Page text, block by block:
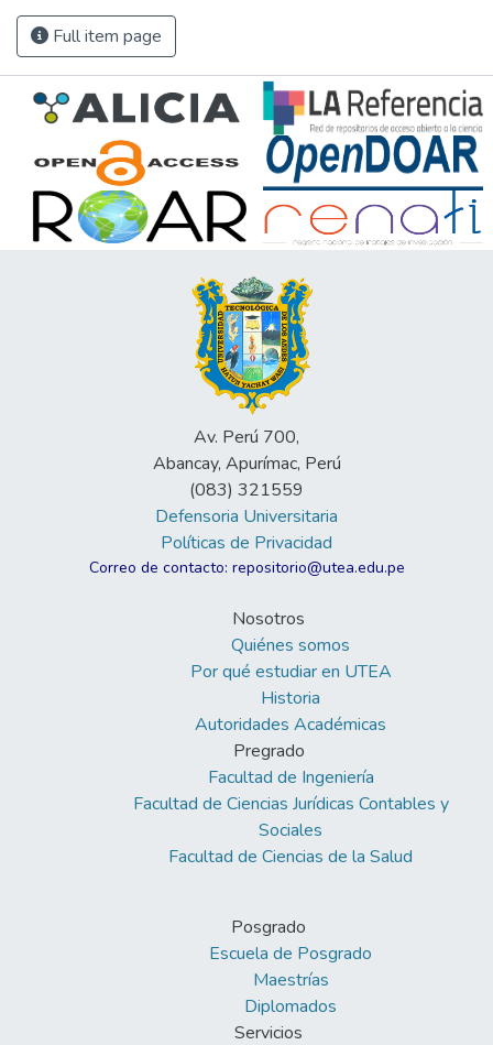
Full item page
Av. Perú 700,
Abancay, Apurímac, Perú
(083) 321559
Defensoria Universitaria
Políticas de Privacidad
Correo de contacto: repositorio@utea.edu.pe
Nosotros
Quiénes somos
Por qué estudiar en UTEA
Historia
Autoridades Académicas
Pregrado
Facultad de Ingeniería
Facultad de Ciencias Jurídicas Contables y
Sociales
Facultad de Ciencias de la Salud
Posgrado
Escuela de Posgrado
Maestrías
Diplomados
Servicios